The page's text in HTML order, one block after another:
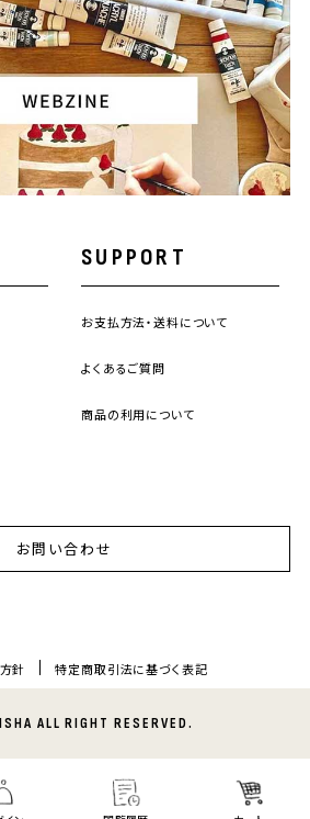
SUPPORT
お支払方法・送料について
よくあるご質問
商品の利用について
お問い合わせ
針 特定商取引法に基づく表記
ALL RIGHT RESERVED.